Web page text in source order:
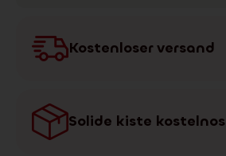
Kostenloser versand
Solide kiste kostelnos